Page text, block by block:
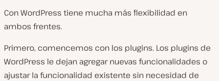
Con WordPress tiene mucha más flexibilidad en
ambos frentes.
Primero, comencemos con los plugins. Los plugins de
WordPress le dejan agregar nuevas funcionalidades o
ajustar la funcionalidad existente sin necesidad de